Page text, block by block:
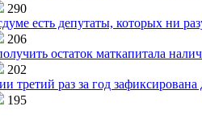
290
есть депутаты, которых ни
206
остаток маткапитала
202
третий раз за год
195